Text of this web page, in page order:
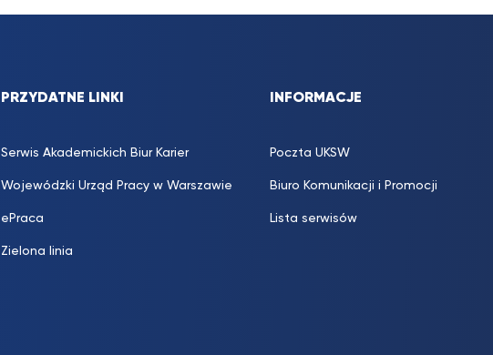
PRZYDATNE LINKI
Serwis Akademickich Biur Karier
Wojewódzki Urząd Pracy w Warszawie
ePraca
Zielona linia
INFORMACJE
Poczta UKSW
Biuro Komunikacji i Promocji
Lista serwisów